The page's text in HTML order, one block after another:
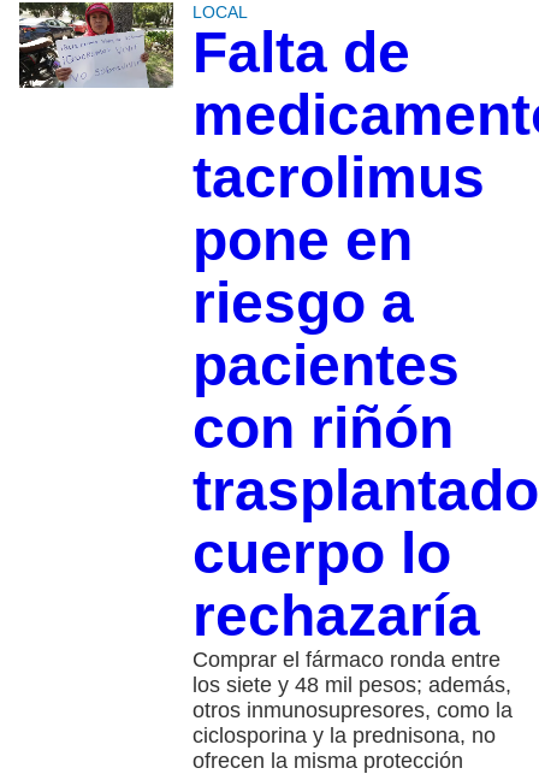
LOCAL
Falta de
tacrolimus
pone en
riesgo a
pacientes
con riñón
cuerpo lo
rechazaría
Comprar el fármaco ronda entre
los siete y 48 mil pesos; además,
otros inmunosupresores, como la
ciclosporina y la prednisona, no
ofrecen la misma protección